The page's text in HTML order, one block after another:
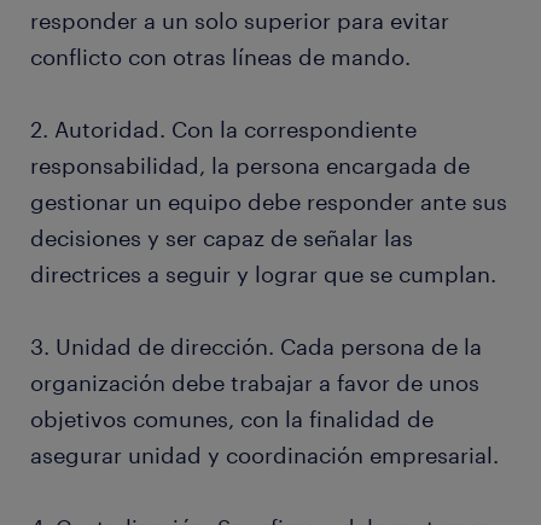
responder a un solo superior para evitar
conflicto con otras líneas de mando.
2. Autoridad. Con la correspondiente
responsabilidad, la persona encargada de
gestionar un equipo debe responder ante sus
decisiones y ser capaz de señalar las
directrices a seguir y lograr que se cumplan.
3. Unidad de dirección. Cada persona de la
organización debe trabajar a favor de unos
objetivos comunes, con la finalidad de
asegurar unidad y coordinación empresarial.